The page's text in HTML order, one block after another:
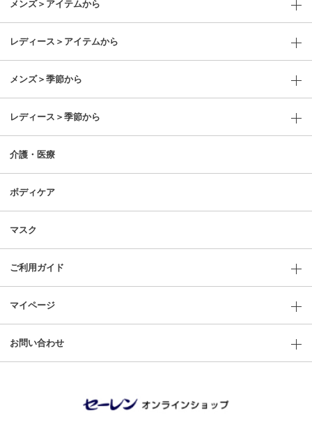
メンズ＞アイテムから
レディース＞アイテムから
メンズ＞季節から
レディース＞季節から
介護・医療
ボディケア
マスク
ご利用ガイド
マイページ
お問い合わせ